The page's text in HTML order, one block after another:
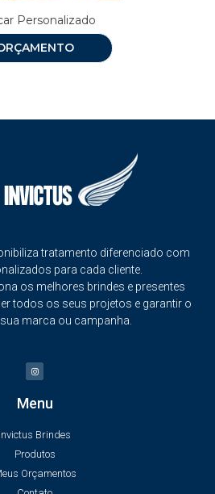
Personalizado
tratamento diferenciado com
para cada cliente.
os melhores brindes e presentes
todos os seus projetos e garantir o
marca ou campanha.
Menu
Invictus Brindes
Produtos
Orçamentos